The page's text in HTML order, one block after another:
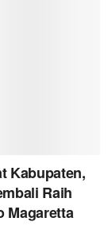
Kabupaten,
Raih
Magaretta